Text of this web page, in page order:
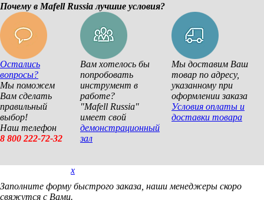
Почему в Mafell Russia лучшие условия?
Остались
вопросы?
Мы поможем
Вам сделать
правильный
выбор!
Наш телефон
8 800 222-72-32
Вам хотелось бы
попробовать
инструмент в
работе?
"Mafell Russia"
имеет свой
демонстрационный
зал
Мы доставим Ваш
товар по адресу,
указанному при
оформлении заказа
Условия оплаты и
доставки товара
Покупка в 1 кликx
Заполните форму быстрого заказа, наши менеджеры скоро
свяжутся с Вами.